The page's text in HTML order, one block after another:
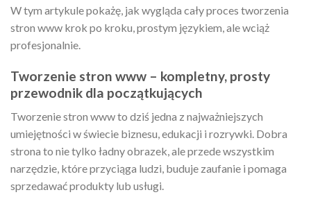
W tym artykule pokażę, jak wygląda cały proces tworzenia
stron www krok po kroku, prostym językiem, ale wciąż
profesjonalnie.
Tworzenie stron www – kompletny, prosty
przewodnik dla początkujących
Tworzenie stron www to dziś jedna z najważniejszych
umiejętności w świecie biznesu, edukacji i rozrywki. Dobra
strona to nie tylko ładny obrazek, ale przede wszystkim
narzędzie, które przyciąga ludzi, buduje zaufanie i pomaga
sprzedawać produkty lub usługi.